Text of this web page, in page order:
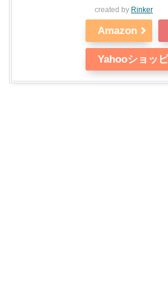
created by Rinker
Amazon
Yahooショッ